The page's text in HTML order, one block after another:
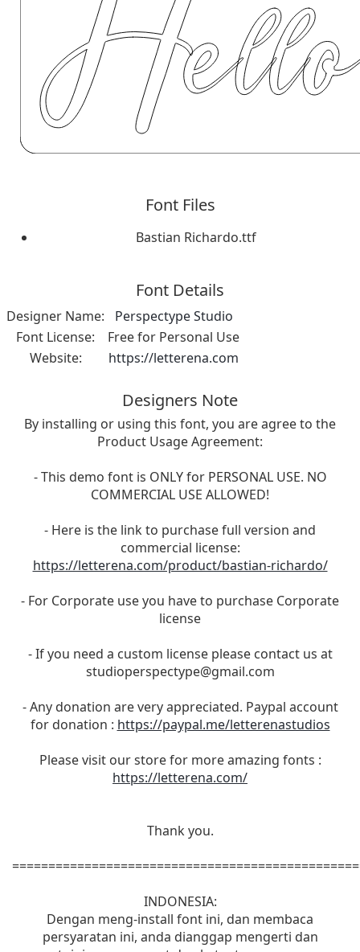
Font Files
Bastian Richardo.ttf
Font Details
Designer Name:
Perspectype Studio
Font License:
Free for Personal Use
Website:
https://letterena.com
Designers Note
By installing or using this font, you are agree to the
Product Usage Agreement:
- This demo font is ONLY for PERSONAL USE. NO
COMMERCIAL USE ALLOWED!
- Here is the link to purchase full version and
commercial license:
https://letterena.com/product/bastian-richardo/
- For Corporate use you have to purchase Corporate
license
- If you need a custom license please contact us at
studioperspectype@gmail.com
- Any donation are very appreciated. Paypal account
for donation : https://paypal.me/letterenastudios
Please visit our store for more amazing fonts :
https://letterena.com/
Thank you.
INDONESIA:
Dengan meng-install font ini, dan membaca
persyaratan ini, anda dianggap mengerti dan